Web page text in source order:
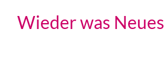
Wieder was